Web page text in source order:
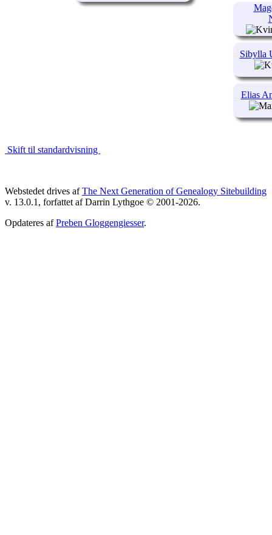
Sibylla
Elias
Skift til standardvisning
Webstedet drives afThe Next Generation of Genealogy Sitebuilding
v. 13.0.1, forfattet af Darrin Lythgoe © 2001-2026.
Opdateres afPreben Gloggengiesser.